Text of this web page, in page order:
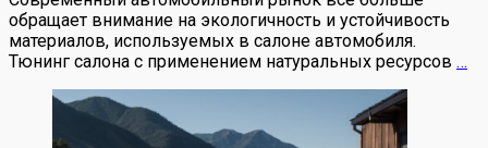
обращает внимание на экологичность и устойчивость
материалов, используемых в салоне автомобиля.
Тюнинг салона с применением натуральных ресурсов …